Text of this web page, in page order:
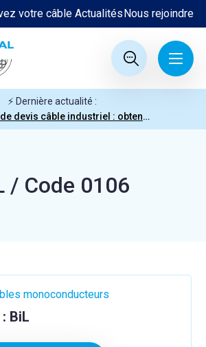
Nous rejoindre
Actualités
votre câble
⚡ Dernière actualité :
Demande de devis câble industriel : obtenez votre prix en quelques clics
/ Code 0106
monoconducteurs
BiL